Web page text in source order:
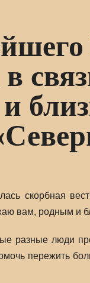
скорбная
вам, родным и
разные люди
пережить